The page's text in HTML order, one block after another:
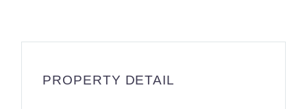
PROPERTY DETAIL